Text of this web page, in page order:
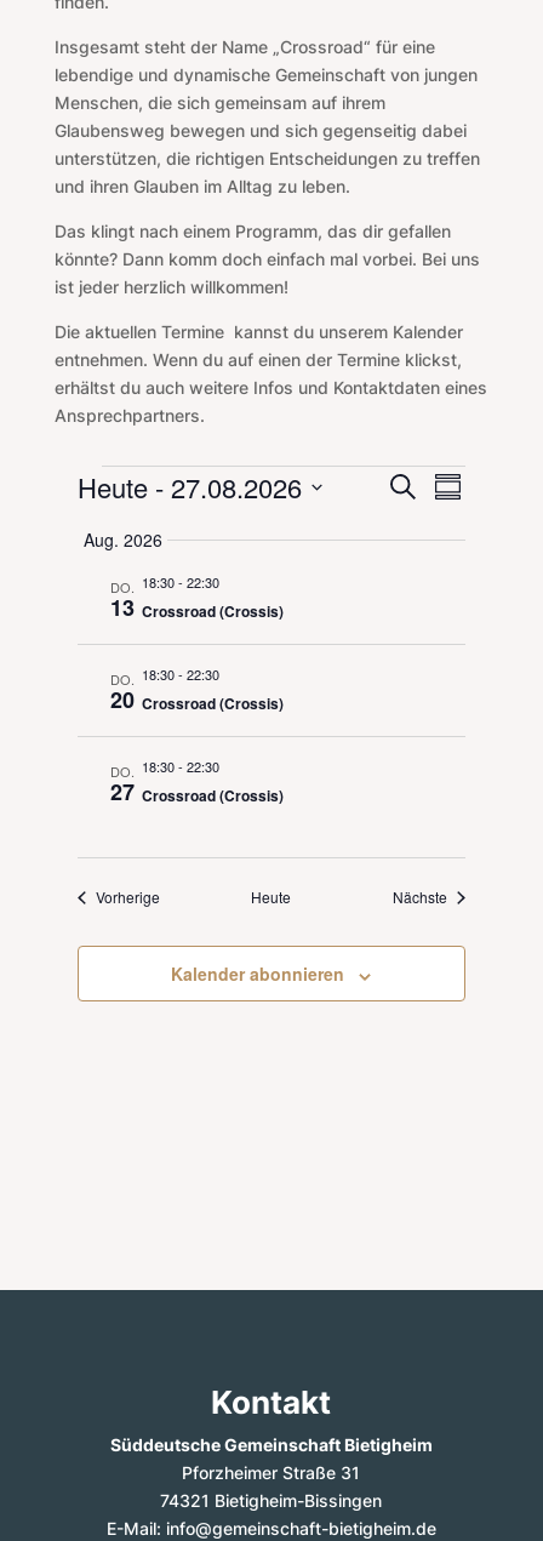
Insgesamt steht der Name „Crossroad“ für eine
lebendige und dynamische Gemeinschaft von jungen
Menschen, die sich gemeinsam auf ihrem
Glaubensweg bewegen und sich gegenseitig dabei
unterstützen, die richtigen Entscheidungen zu treffen
und ihren Glauben im Alltag zu leben.
Das klingt nach einem Programm, das dir gefallen
könnte? Dann komm doch einfach mal vorbei. Bei uns
ist jeder herzlich willkommen!
Die aktuellen Termine kannst du unserem Kalender
entnehmen. Wenn du auf einen der Termine klickst,
erhältst du auch weitere Infos und Kontaktdaten eines
Ansprechpartners.
Veranstaltungen
und
Suche
Heute - 27.08.2026
auswählen.
Aug. 2026
DO.
13
18:30-22:30
Crossroad (Crossis)
DO.
20
18:30-22:30
Crossroad (Crossis)
DO.
27
18:30-22:30
Crossroad (Crossis)
Vorherige VeranstaltungenHeute Nächste
Kalender abonnieren
Kontakt
Süddeutsche Gemeinschaft Bietigheim
Pforzheimer Straße 31
74321 Bietigheim-Bissingen
E-Mail: info@gemeinschaft-bietigheim.de